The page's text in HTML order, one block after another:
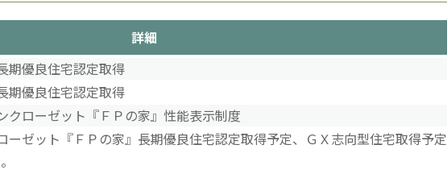
詳細
期優良住宅認定取得
期優良住宅認定取得
クローゼット『ＦＰの家』性能表示制度
ーゼット『ＦＰの家』長期優良住宅認定取得予定、ＧＸ志向型住宅取得予定